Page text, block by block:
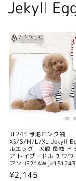
Jekyll
JE243 無地ロング袖
XS/S/M/L/XL Jekyll
ルエッグ- 犬服 長袖 ド
ア トイプードル チワワ
アン JE21AW
通
¥2,145